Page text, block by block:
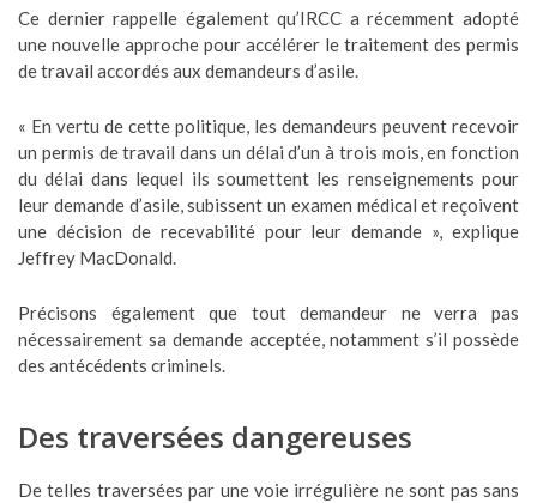
Ce dernier rappelle également qu’IRCC a récemment adopté
une nouvelle approche pour accélérer le traitement des permis
de travail accordés aux demandeurs d’asile.
« En vertu de cette politique, les demandeurs peuvent recevoir
un permis de travail dans un délai d’un à trois mois, en fonction
du délai dans lequel ils soumettent les renseignements pour
leur demande d’asile, subissent un examen médical et reçoivent
une décision de recevabilité pour leur demande », explique
Jeffrey MacDonald.
Précisons également que tout demandeur ne verra pas
nécessairement sa demande acceptée, notamment s’il possède
des antécédents criminels.
Des traversées dangereuses
De telles traversées par une voie irrégulière ne sont pas sans